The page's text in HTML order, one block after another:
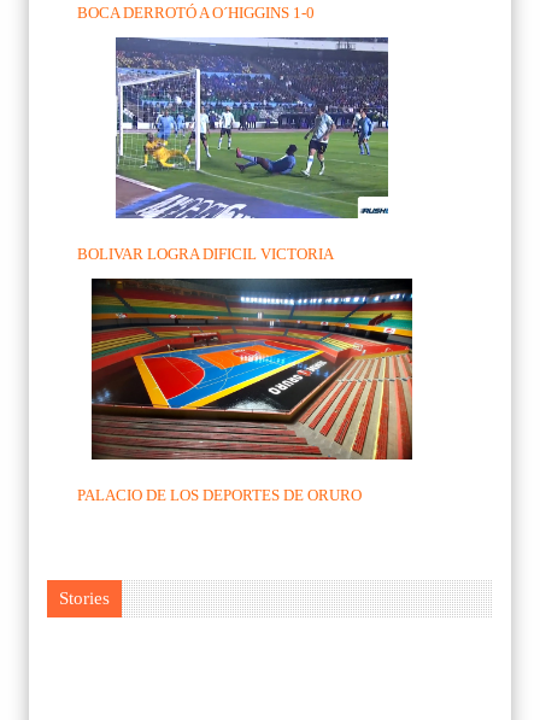
BOCA DERROTÓ A O´HIGGINS 1-0
BOLIVAR LOGRA DIFICIL VICTORIA
PALACIO DE LOS DEPORTES DE ORURO
Stories